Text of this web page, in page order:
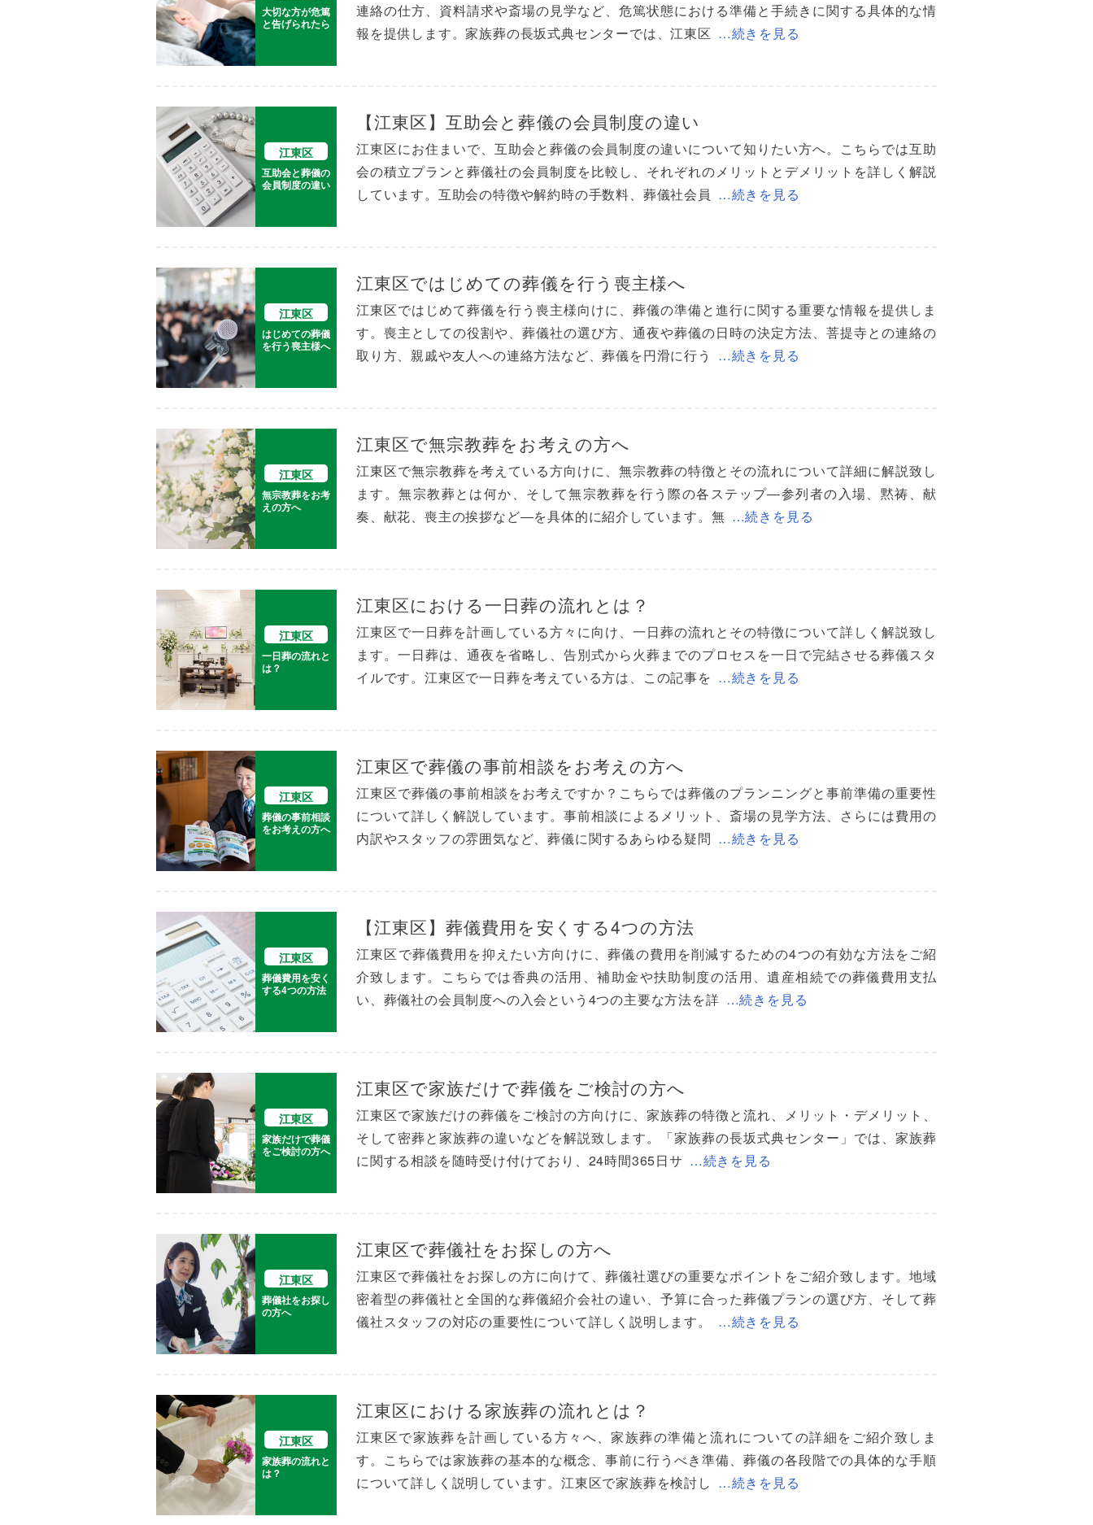
大切な方が危篤
と告げられたら
連絡の仕方、資料請求や斎場の見学など、危篤状態における準備と手続きに関する具体的な情
報を提供します。家族葬の長坂式典センターでは、江東区 …続きを見る
江東区
互助会と葬儀の
会員制度の違い
【江東区】互助会と葬儀の会員制度の違い
江東区にお住まいで、互助会と葬儀の会員制度の違いについて知りたい方へ。こちらでは互助
会の積立プランと葬儀社の会員制度を比較し、それぞれのメリットとデメリットを詳しく解説
しています。互助会の特徴や解約時の手数料、葬儀社会員 …続きを見る
江東区
はじめての葬儀
を行う喪主様へ
江東区ではじめての葬儀を行う喪主様へ
江東区ではじめて葬儀を行う喪主様向けに、葬儀の準備と進行に関する重要な情報を提供しま
す。喪主としての役割や、葬儀社の選び方、通夜や葬儀の日時の決定方法、菩提寺との連絡の
取り方、親戚や友人への連絡方法など、葬儀を円滑に行う
…続きを見る
江東区
無宗教葬をお考
えの方へ
江東区で無宗教葬をお考えの方へ
江東区で無宗教葬を考えている方向けに、無宗教葬の特徴とその流れについて詳細に解説致し
ます。無宗教葬とは何か、そして無宗教葬を行う際の各ステップ―参列者の入場、黙祷、献
奏、献花、喪主の挨拶など―を具体的に紹介しています。無 …続きを見る
江東区
一日葬の流れと
は？
江東区における一日葬の流れとは？
江東区で一日葬を計画している方々に向け、一日葬の流れとその特徴について詳しく解説致し
ます。一日葬は、通夜を省略し、告別式から火葬までのプロセスを一日で完結させる葬儀スタ
イルです。江東区で一日葬を考えている方は、この記事を …続きを見る
江東区
葬儀の事前相談
をお考えの方へ
江東区で葬儀の事前相談をお考えの方へ
江東区で葬儀の事前相談をお考えですか？こちらでは葬儀のプランニングと事前準備の重要性
について詳しく解説しています。事前相談によるメリット、斎場の見学方法、さらには費用の
内訳やスタッフの雰囲気など、葬儀に関するあらゆる疑問 …続きを見る
江東区
葬儀費用を安く
する4つの方法
【江東区】葬儀費用を安くする4つの方法
江東区で葬儀費用を抑えたい方向けに、葬儀の費用を削減するための4つの有効な方法をご紹
介致します。こちらでは香典の活用、補助金や扶助制度の活用、遺産相続での葬儀費用支払
い、葬儀社の会員制度への入会という4つの主要な方法を詳 …続きを見る
江東区
家族だけで葬儀
をご検討の方へ
江東区で家族だけで葬儀をご検討の方へ
江東区で家族だけの葬儀をご検討の方向けに、家族葬の特徴と流れ、メリット・デメリット、
そして密葬と家族葬の違いなどを解説致します。「家族葬の長坂式典センター」では、家族葬
に関する相談を随時受け付けており、24時間365日サ …続きを見る
江東区
葬儀社をお探し
の方へ
江東区で葬儀社をお探しの方へ
江東区で葬儀社をお探しの方に向けて、葬儀社選びの重要なポイントをご紹介致します。地域
密着型の葬儀社と全国的な葬儀紹介会社の違い、予算に合った葬儀プランの選び方、そして葬
儀社スタッフの対応の重要性について詳しく説明します。
…続きを見る
江東区
家族葬の流れと
は？
江東区における家族葬の流れとは？
江東区で家族葬を計画している方々へ、家族葬の準備と流れについての詳細をご紹介致しま
す。こちらでは家族葬の基本的な概念、事前に行うべき準備、葬儀の各段階での具体的な手順
について詳しく説明しています。江東区で家族葬を検討し …続きを見る